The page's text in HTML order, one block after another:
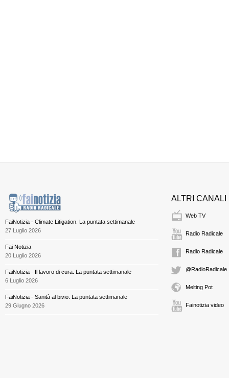
FaiNotizia - Climate Litigation. La puntata settimanale
27 Luglio 2026
Fai Notizia
20 Luglio 2026
FaiNotizia - Il lavoro di cura. La puntata settimanale
6 Luglio 2026
FaiNotizia - Sanità al bivio. La puntata settimanale
29 Giugno 2026
ALTRI CANALI
Web TV
Radio Radicale
Radio Radicale
@RadioRadicale
Melting Pot
Fainotizia video